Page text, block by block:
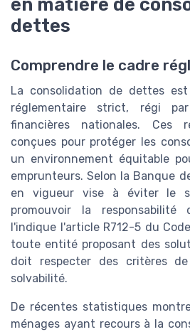
en matière de
dettes
Comprendre le cadre
La consolidation de dettes
réglementaire strict, régi
financières nationales. Ces
conçues pour protéger les
un environnement équitable
emprunteurs. Selon la Banque
en vigueur vise à éviter le
promouvoir la responsabilité
l'indique l'article R712-5 du
toute entité proposant des
doit respecter des critères
solvabilité.
De récentes statistiques
ménages ayant recours à la